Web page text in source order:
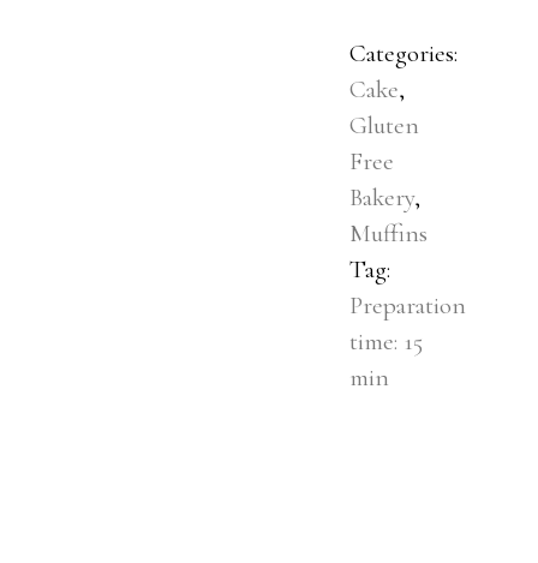
Categories:
Cake,
Gluten
Free
Bakery,
Muffins
Tag:
Preparation
time: 15
min